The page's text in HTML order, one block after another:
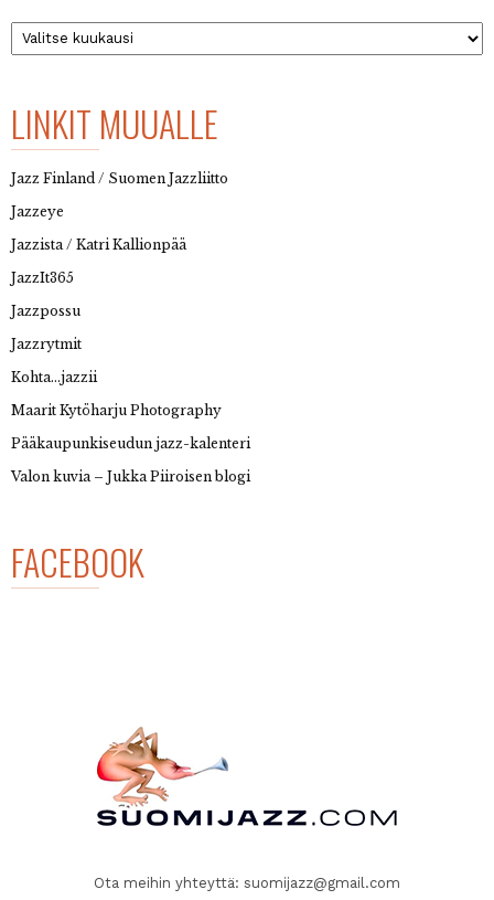
Arkisto
LINKIT MUUALLE
Jazz Finland / Suomen Jazzliitto
Jazzeye
Jazzista / Katri Kallionpää
JazzIt365
Jazzpossu
Jazzrytmit
Kohta…jazzii
Maarit Kytöharju Photography
Pääkaupunkiseudun jazz-kalenteri
Valon kuvia – Jukka Piiroisen blogi
FACEBOOK
Ota meihin yhteyttä: suomijazz@gmail.com